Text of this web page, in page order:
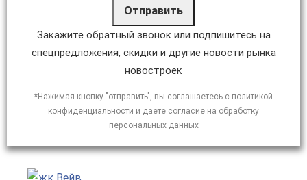
Отправить
Закажите обратный звонок или подпишитесь на
спецпредложения, скидки и другие новости рынка
новостроек
*Нажимая кнопку "отправить", вы соглашаетесь с политикой
конфиденциальности и даете согласие на обработку
персональных данных